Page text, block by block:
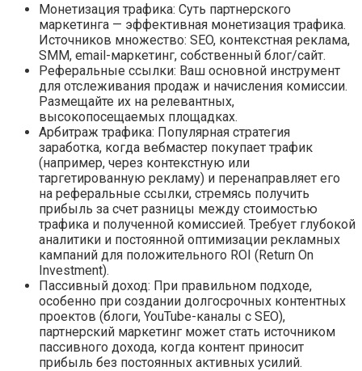
Монетизация трафика: Суть партнерского
маркетинга — эффективная монетизация трафика.
Источников множество: SEO, контекстная реклама,
SMM, email-маркетинг, собственный блог/сайт.
Реферальные ссылки: Ваш основной инструмент
для отслеживания продаж и начисления комиссии.
Размещайте их на релевантных,
высокопосещаемых площадках.
Арбитраж трафика: Популярная стратегия
заработка, когда вебмастер покупает трафик
(например, через контекстную или
таргетированную рекламу) и перенаправляет его
на реферальные ссылки, стремясь получить
прибыль за счет разницы между стоимостью
трафика и полученной комиссией. Требует глубокой
аналитики и постоянной оптимизации рекламных
кампаний для положительного ROI (Return On
Investment).
Пассивный доход: При правильном подходе,
особенно при создании долгосрочных контентных
проектов (блоги, YouTube-каналы с SEO),
партнерский маркетинг может стать источником
пассивного дохода, когда контент приносит
прибыль без постоянных активных усилий.